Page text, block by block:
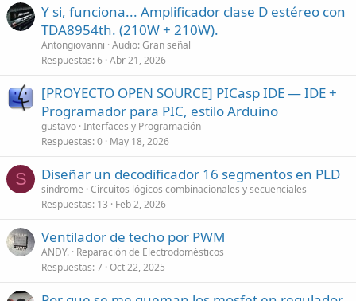
Y si, funciona... Amplificador clase D estéreo con
TDA8954th. (210W + 210W).
Antongiovanni Audio: Gran señal
Respuestas 6 Abr 21, 2026
[PROYECTO OPEN SOURCE] PICasp IDE — IDE +
Programador para PIC, estilo Arduino
gustavo Interfaces y Programación
Respuestas 0 May 18, 2026
S Diseñar un decodificador 16 segmentos en PLD
sindrome Circuitos lógicos combinacionales y secuenciales
Respuestas 13 Feb 2, 2026
Ventilador de techo por PWM
ANDY. Reparación de Electrodomésticos
Respuestas 7 Oct 22, 2025